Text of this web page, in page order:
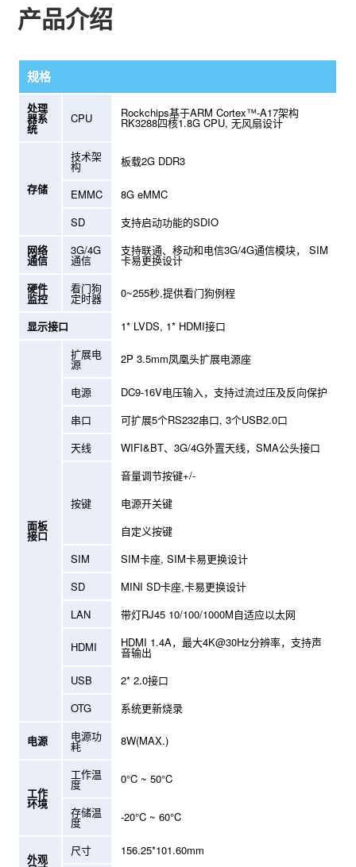
产品介绍
规格
处理
器系
统
CPU Rockchips基于ARM Cortex™-A17架构
RK3288四核1.8G CPU, 无风扇设计
存储
技术架
构 板载2G DDR3
EMMC
8G eMMC
SD
支持启动功能的SDIO
网络
通信
3G/4G
通信
支持联通、移动和电信3G/4G通信模块， SIM
卡易更换设计
硬件
监控
看门狗
定时器 0~255秒,提供看门狗例程
显示接口 1* LVDS, 1* HDMI接口
面板
接口
扩展电
源 2P 3.5mm凤凰头扩展电源座
电源
DC9-16V电压输入，支持过流过压及反向保护
串口
可扩展5个RS232串口, 3个USB2.0口
天线
WIFI&BT、3G/4G外置天线，SMA公头接口
按键
音量调节按键+/-
电源开关键
自定义按键
SIM
SIM卡座, SIM卡易更换设计
SD
MINI SD卡座,卡易更换设计
LAN
带灯RJ45 10/100/1000M自适应以太网
HDMI HDMI 1.4A，最大4K@30Hz分辨率，支持声
音输出
USB
2* 2.0接口
OTG
系统更新烧录
电源 电源功
耗 8W(MAX.)
工作
环境
工作温
度 0°C ~ 50°C
存储温
度 -20°C ~ 60°C
外观
尺寸 156.25*101.60mm